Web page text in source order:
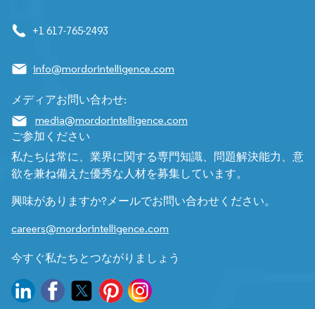
+1 617-765-2493
info@mordorintelligence.com
メディアお問い合わせ:
media@mordorintelligence.com
ご参加ください
私たちは常に、業界に関する専門知識、問題解決能力、意
欲を兼ね備えた優秀な人材を募集しています。
興味がありますか?メールでお問い合わせください。
careers@mordorintelligence.com
今すぐ私たちとつながりましょう